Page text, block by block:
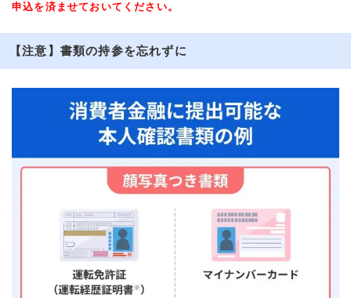
申込を済ませておいてください。
【注意】書類の持参を忘れずに